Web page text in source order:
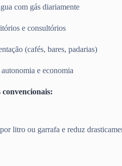
com gás diariamente
e consultórios
(cafés, bares, padarias)
e economia
convencionais:
litro ou garrafa e reduz